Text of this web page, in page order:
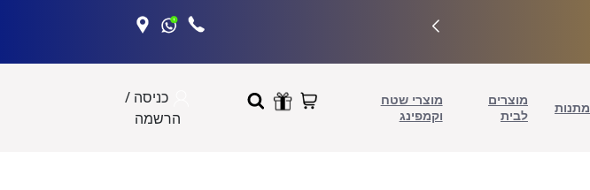
מתנות
מוצרים
לבית
מוצרי שטח
וקמפינג
כניסה /
הרשמה